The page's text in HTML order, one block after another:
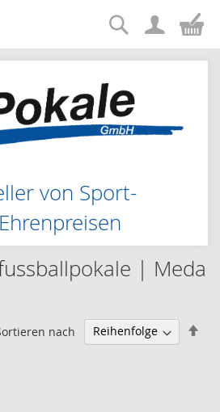
von Sport-
Suche
| Meda
nach